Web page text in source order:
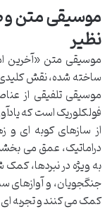
موسیقی متن و
نظیر
ساخته شده، نقش کلیدی
موسیقی تلفیقی از
فولکلوریک است که
از سازهای کوبه ای
دراماتیک، عمق می
به ویژه در نبردها،
جنگجویان، و آوازهای
کمک می کنند و تجربه ای